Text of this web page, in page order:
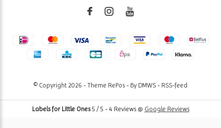
© Copyright 2026 - Theme RePos - By DMWS - RSS-feed
Labels for Little Ones5 / 5 - 4 Reviews @ Google Reviews